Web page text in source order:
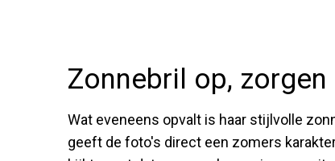
Zonnebril op,
Wat eveneens opvalt is haar stijlvolle
geeft de foto's direct een zomers